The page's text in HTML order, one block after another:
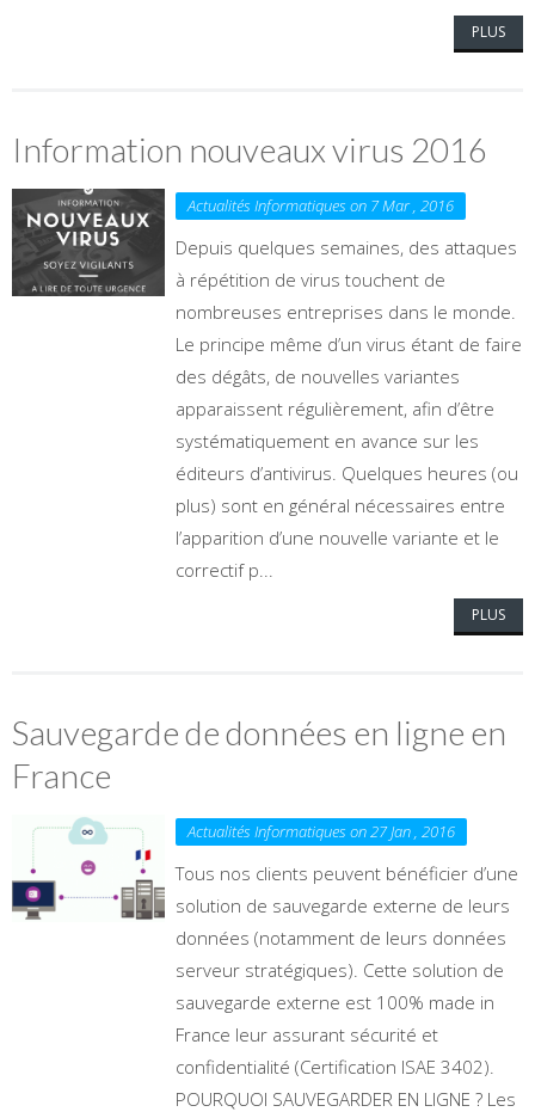
PLUS
Information nouveaux virus 2016
Actualités Informatiques on 7 Mar , 2016
Depuis quelques semaines, des attaques
à répétition de virus touchent de
nombreuses entreprises dans le monde.
Le principe même d’un virus étant de faire
des dégâts, de nouvelles variantes
apparaissent régulièrement, afin d’être
systématiquement en avance sur les
éditeurs d’antivirus. Quelques heures (ou
plus) sont en général nécessaires entre
l’apparition d’une nouvelle variante et le
correctif p...
PLUS
Sauvegarde de données en ligne en
France
Actualités Informatiques on 27 Jan , 2016
Tous nos clients peuvent bénéficier d’une
solution de sauvegarde externe de leurs
données (notamment de leurs données
serveur stratégiques). Cette solution de
sauvegarde externe est 100% made in
France leur assurant sécurité et
confidentialité (Certification ISAE 3402).
POURQUOI SAUVEGARDER EN LIGNE ? Les